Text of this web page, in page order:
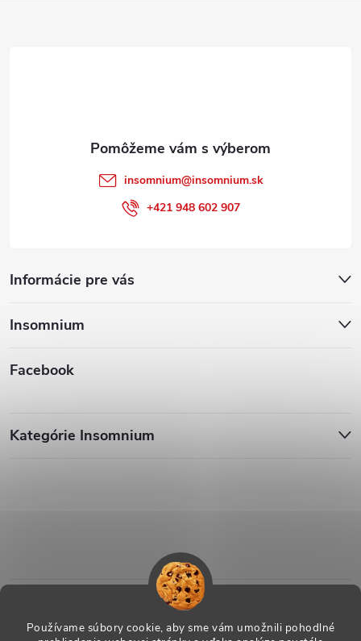
Používame súbory cookie, aby sme vám umožnili pohodlné
Informácie pre vás
Insomnium
Facebook
insomnium@insomnium.sk
+421 948 602 907
Kategórie Insomnium